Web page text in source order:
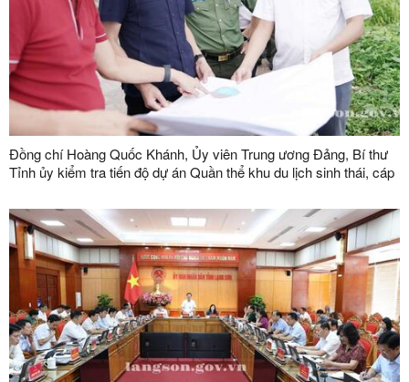
Đồng chí Hoàng Quốc Khánh, Ủy viên Trung ương Đảng, Bí thư
Tỉnh ủy kiểm tra tiến độ dự án Quần thể khu du lịch sinh thái, cáp